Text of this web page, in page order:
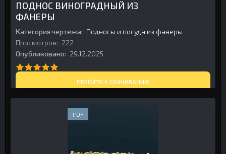
ПОДНОС ВИНОГРАДНЫЙ ИЗ
ФАНЕРЫ
Категория чертежа: Подносы и посуда из фанеры
Просмотров: 222
Опубликовано: 29.12.2025
ПЕРЕЙТИ К СКАЧИВАНИЮ
PDF